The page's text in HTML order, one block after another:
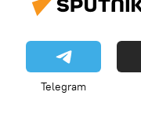
Telegram